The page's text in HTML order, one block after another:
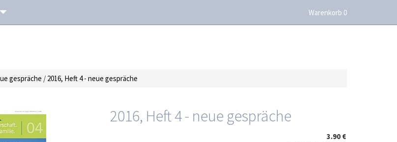
Warenkorb 0
gespräche / 2016, Heft 4 - neue gespräche
2016, Heft 4 - neue gespräche
3.90 €